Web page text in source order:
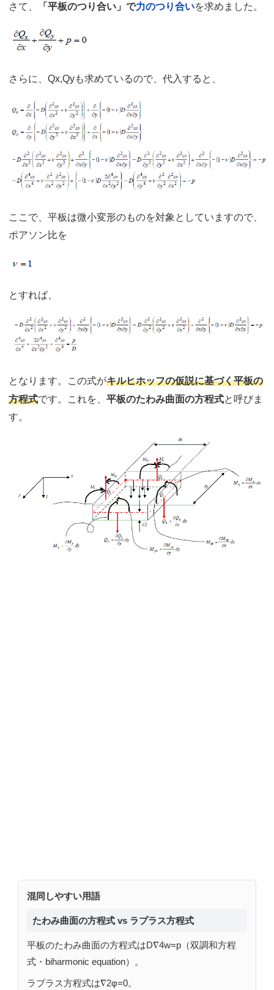
さて、 「平板のつり合い」で力のつり合いを求めました。
さらに、Qx,Qyも求めているので、代入すると、
ここで、平板は微小変形のものを対象としていますので、
ポアソン比を
とすれば、
となります。この式がキルヒホッフの仮説に基づく平板の
方程式です。これを、 平板のたわみ曲面の方程式と呼びま
す。
混同しやすい用語
たわみ曲面の方程式 vs ラプラス方程式
平板のたわみ曲面の方程式はD∇4w=p（双調和方程
式・biharmonic equation）。
ラプラス方程式は∇2φ=0。